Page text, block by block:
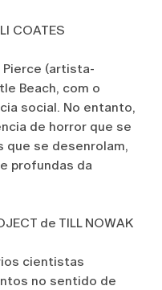
COATES
(artista-
Beach, com o
social. No entanto,
de horror que se
que se desenrolam,
profundas da
de TILL NOWAK
cientistas
no sentido de